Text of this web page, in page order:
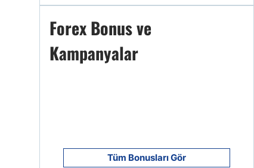
7
Forex Bonus ve
Kampanyalar
Tüm Bonusları Gör